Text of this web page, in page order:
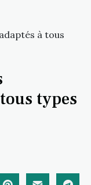
à tous
types